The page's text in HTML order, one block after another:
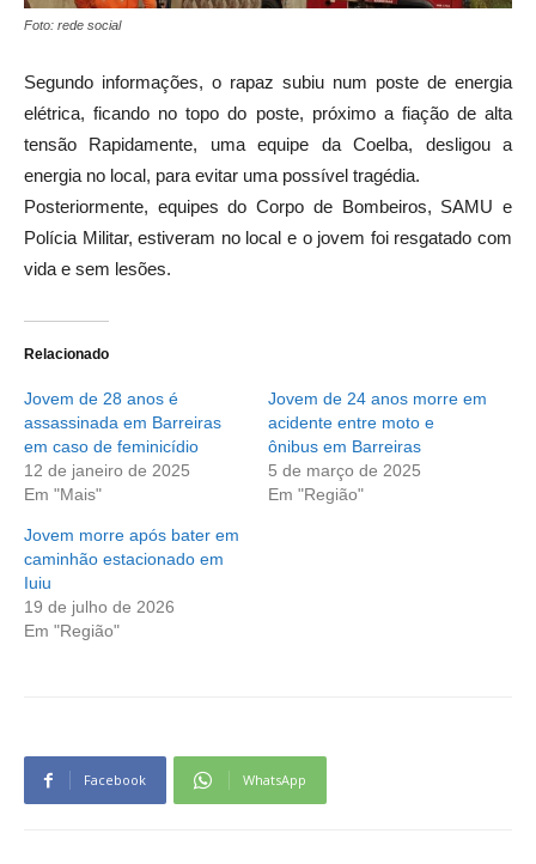
Foto: rede social
Segundo informações, o rapaz subiu num poste de energia
elétrica, ficando no topo do poste, próximo a fiação de alta
tensão Rapidamente, uma equipe da Coelba, desligou a
energia no local, para evitar uma possível tragédia.
Posteriormente, equipes do Corpo de Bombeiros, SAMU e
Polícia Militar, estiveram no local e o jovem foi resgatado com
vida e sem lesões.
Relacionado
Jovem de 28 anos é
assassinada em Barreiras
em caso de feminicídio
12 de janeiro de 2025
Em "Mais"
Jovem de 24 anos morre em
acidente entre moto e
ônibus em Barreiras
5 de março de 2025
Em "Região"
Jovem morre após bater em
caminhão estacionado em
Iuiu
19 de julho de 2026
Em "Região"
Facebook WhatsApp